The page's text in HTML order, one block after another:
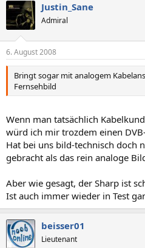
Justin_Sane
Admiral
6. August 2008
Bringt sogar mit analogem
Fernsehbild
Wenn man tatsächlich
würd ich mir trozdem einen
Hat bei uns bild-technisch doch
gebracht als das rein analoge
Aber wie gesagt, der Sharp ist
Ist auch immer wieder in Test
beisser01
Lieutenant